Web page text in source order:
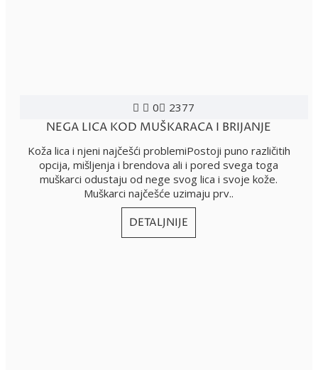
0 2377
NEGA LICA KOD MUŠKARACA I BRIJANJE
Koža lica i njeni najčešći problemiPostoji puno različitih
opcija, mišljenja i brendova ali i pored svega toga
muškarci odustaju od nege svog lica i svoje kože.
Muškarci najčešće uzimaju prv..
DETALJNIJE